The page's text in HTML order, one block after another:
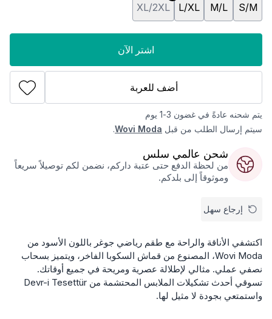
S/M
M/L
L/XL
XL/2XL
اشتر الآن
أضف للعربة
يتم شحنه عادةً في غضون 3-1 يوم
سيتم إرسال الطلب من قبل Wovi Moda
.
شحن عالمي سلس
من لحظة الدفع حتى عتبة داركم، نضمن لكم توصيلاً سريعاً
وموثوقاً إلى بلدكم.
إرجاع سهل
اكتشفي الأناقة والراحة مع طقم رياضي جوغر باللون الأسود من
Wovi Moda، المصنوع من قماش السكوبا الفاخر، ويتميز بسحاب
نصفي عملي. مثالي لإطلالة عصرية ومريحة في جميع أوقاتك.
تسوقي أحدث تشكيلات الملابس المحتشمة من Devr-i Tesettür
واستمتعي بجودة لا مثيل لها.